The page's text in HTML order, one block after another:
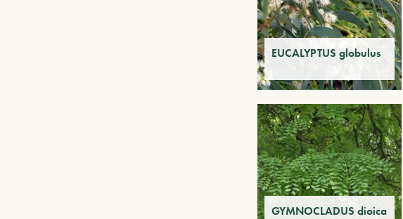
EUCALYPTUS globulus
GYMNOCLADUS dioica